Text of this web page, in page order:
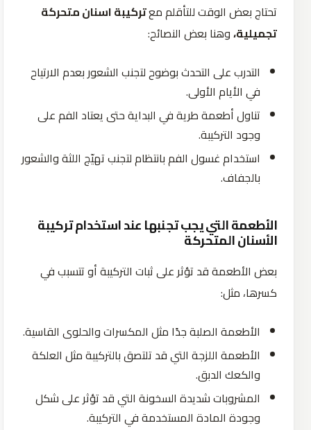
تحتاج بعض الوقت للتأقلم معتركيبة اسنان متحركة
تجميلية،وهنا بعض النصائح:
التدرب على التحدث بوضوح لتجنب الشعور بعدم الارتياح
في الأيام الأولى.
تناول أطعمة طرية في البداية حتى يعتاد الفم على
وجود التركيبة.
استخدام غسول الفم بانتظام لتجنب تهيّج اللثة والشعور
بالجفاف.
الأطعمة التي يجب تجنبها عند استخدام تركيبة
الأسنان المتحركة
بعض الأطعمة قد تؤثر على ثبات التركيبة أو تتسبب في
كسرها، مثل:
الأطعمة الصلبة جدًا مثل المكسرات والحلوى القاسية.
الأطعمة اللزجة التي قد تلتصق بالتركيبة مثل العلكة
والكعك الدبق.
المشروبات شديدة السخونة التي قد تؤثر على شكل
وجودة المادة المستخدمة في التركيبة.